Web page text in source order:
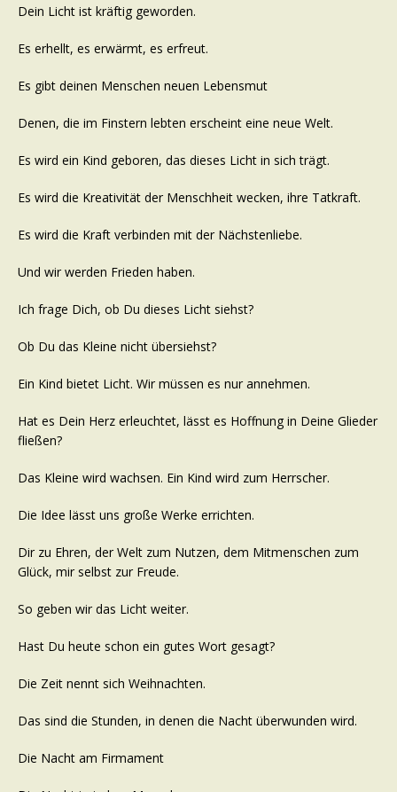
Dein Licht ist kräftig geworden.
Es erhellt, es erwärmt, es erfreut.
Es gibt deinen Menschen neuen Lebensmut
Denen, die im Finstern lebten erscheint eine neue Welt.
Es wird ein Kind geboren, das dieses Licht in sich trägt.
Es wird die Kreativität der Menschheit wecken, ihre Tatkraft.
Es wird die Kraft verbinden mit der Nächstenliebe.
Und wir werden Frieden haben.
Ich frage Dich, ob Du dieses Licht siehst?
Ob Du das Kleine nicht übersiehst?
Ein Kind bietet Licht. Wir müssen es nur annehmen.
Hat es Dein Herz erleuchtet, lässt es Hoffnung in Deine Glieder
fließen?
Das Kleine wird wachsen. Ein Kind wird zum Herrscher.
Die Idee lässt uns große Werke errichten.
Dir zu Ehren, der Welt zum Nutzen, dem Mitmenschen zum
Glück, mir selbst zur Freude.
So geben wir das Licht weiter.
Hast Du heute schon ein gutes Wort gesagt?
Die Zeit nennt sich Weihnachten.
Das sind die Stunden, in denen die Nacht überwunden wird.
Die Nacht am Firmament